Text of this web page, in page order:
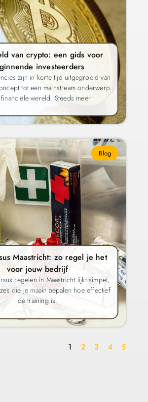
van crypto: een gids voor
investeerders
zijn in korte tijd uitgegroeid van
tot een mainstream onderwerp
wereld. Steeds meer
Blog
Maastricht: zo regel je het
voor jouw bedrijf
regelen in Maastricht lijkt simpel,
die je maakt bepalen hoe effectief
de training is.
1 2 3 4 5